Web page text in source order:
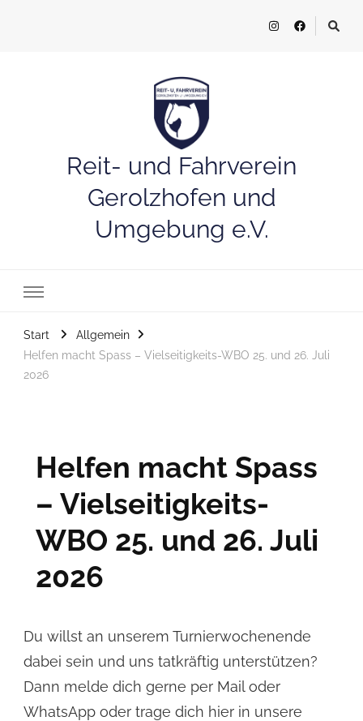
Reit- und Fahrverein
Gerolzhofen und
Umgebung e.V.
Start
Allgemein
Helfen macht Spass – Vielseitigkeits-WBO 25. und 26. Juli
2026
Helfen macht Spass
– Vielseitigkeits-
WBO 25. und 26. Juli
2026
Du willst an unserem Turnierwochenende
dabei sein und uns tatkräftig unterstützen?
Dann melde dich gerne per Mail oder
WhatsApp oder trage dich hier in unsere